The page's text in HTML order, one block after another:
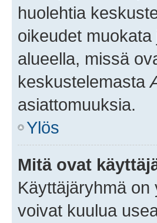
huolehtia
oikeudet
alueella, missä
keskustelemasta
asiattomuuksia.
Ylös
Mitä ovat
Käyttäjäryhmä on
voivat kuulua